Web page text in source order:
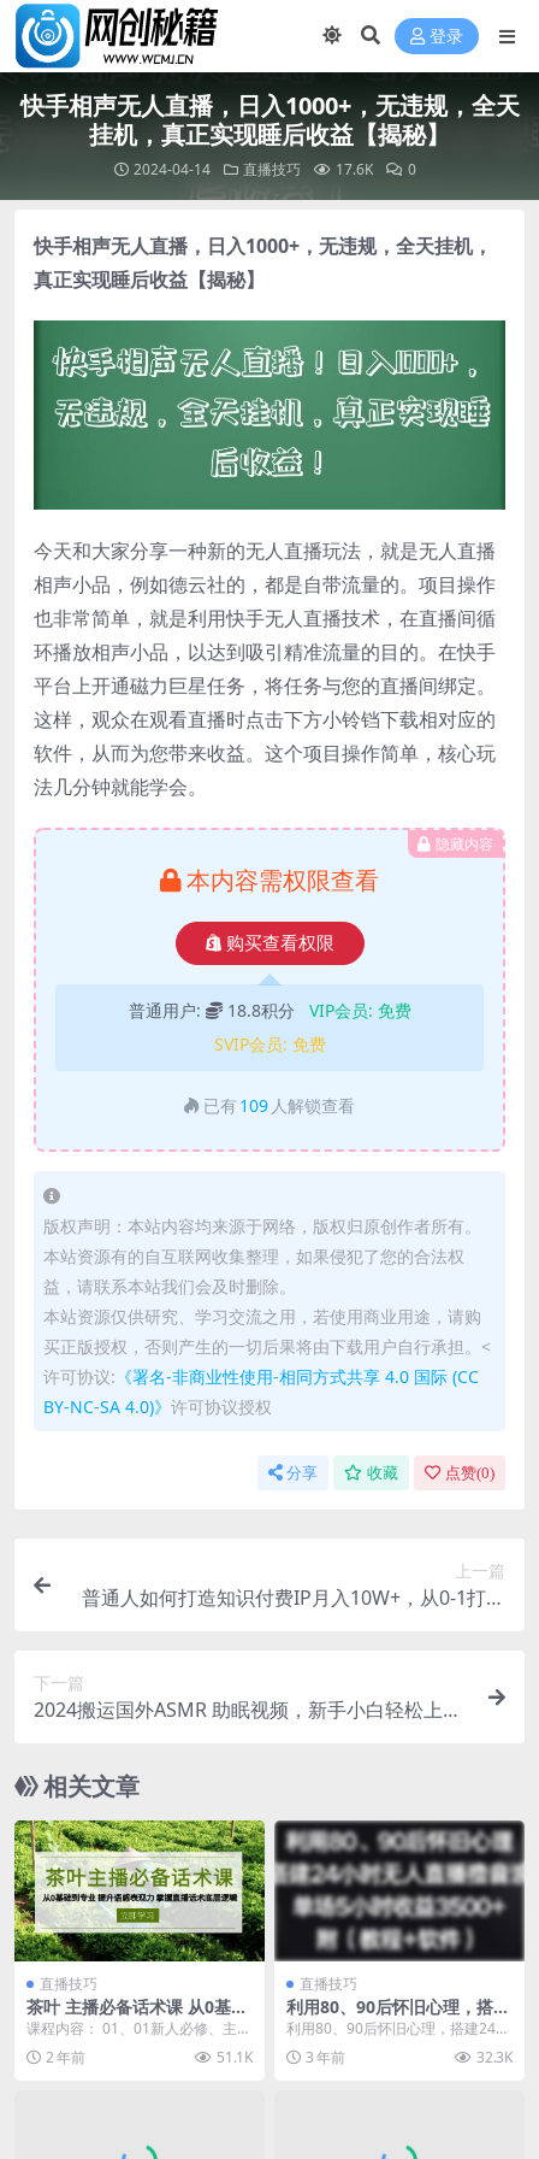
登录
快手相声无人直播，日入1000+，无违规，全天
挂机，真正实现睡后收益【揭秘】
2024-04-14 直播技巧 17.6K 0
快手相声无人直播 ，日入1000+，无违规，全天挂机，
真正实现睡后收益【揭秘】
今天和大家分享一种新的无人直播玩法，就是无人直播
相声小品，例如德云社的，都是自带流量的。项目操作
也非常简单，就是利用快手无人直播技术，在直播间循
环播放相声小品，以达到吸引精准流量的目的。在快手
平台上开通磁力巨星任务，将任务与您的直播间绑定。
这样，观众在观看直播时点击下方小铃铛下载相对应的
软件，从而为您带来收益。这个项目操作简单，核心玩
法几分钟就能学会。
隐藏内容
本内容需权限查看
购买查看权限
普通用户: 18.8积分 VIP会员: 免费
SVIP会员: 免费
已有 109 人解锁查看
版权声明：本站内容均来源于网络，版权归原创作者所有。
本站资源有的自互联网收集整理，如果侵犯了您的合法权
益，请联系本站我们会及时删除。
本站资源仅供研究、学习交流之用，若使用商业用途，请购
买正版授权，否则产生的一切后果将由下载用户自行承担。<
许可协议: 《署名-非商业性使用-相同方式共享 4.0 国际 (CC
BY-NC-SA 4.0)》 许可协议授权
分享 收藏 点赞(0)
上一篇
普通人如何打造知识付费IP月入10W+，从0-1打造
下一篇
2024搬运国外ASMR 助眠视频，新手小白轻松上手
相关文章
直播技巧
茶叶 主播必备话术课 从0基础
到专业 提升语感表现力 掌握
直播话术底层逻辑
课程内容： 01、01新人必修、主播
如何提升语感表现力(1).mp4 02、0
2... 2 年前 51.1K
直播技巧
利用80、90后怀旧心理，搭建
24小时无人直播撸音浪，单场
5小时收益3500+(教程+软件)
【揭秘】
利用80、90后怀旧心理，搭建24小
时无人直播撸音浪，单场5小时收益
3500+（...
3 年前 32.3K